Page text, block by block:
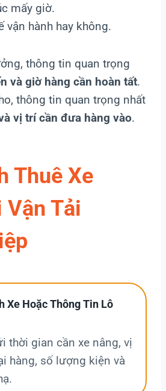
mấy giờ.
vận hành hay không.
thông tin quan trọng
và giờ hàng cần hoàn tất.
thông tin quan trọng nhất
vị trí cần đưa hàng vào.
Thuê Xe
Vận Tải
Xe Hoặc Thông Tin Lô
thời gian cần xe nâng, vị
hàng, số lượng kiện và